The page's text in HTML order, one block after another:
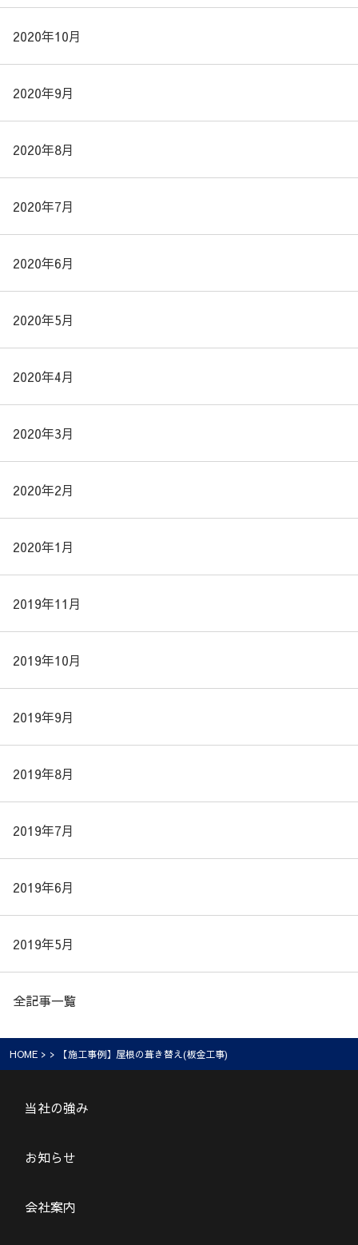
2020年10月
2020年9月
2020年8月
2020年7月
2020年6月
2020年5月
2020年4月
2020年3月
2020年2月
2020年1月
2019年11月
2019年10月
2019年9月
2019年8月
2019年7月
2019年6月
2019年5月
全記事一覧
HOME > > 【施工事例】屋根の葺き替え(板金工事)
当社の強み
お知らせ
会社案内